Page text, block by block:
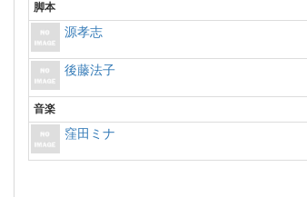
脚本
源孝志
後藤法子
音楽
窪田ミナ